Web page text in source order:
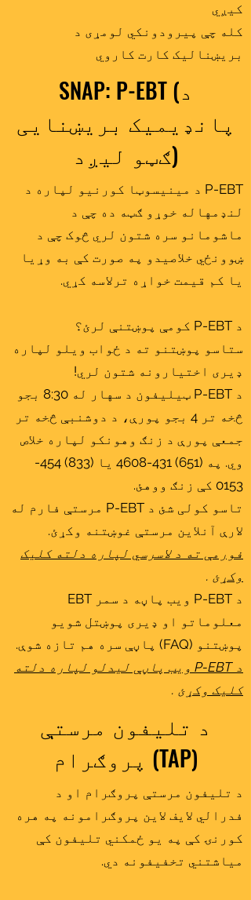
کیږي
کله چې پیرودونکي لومړی د
بریښنالیک کارت کاروي
SNAP: P-EBT (د
پانډیمیک بریښنایی
ګټو لیږد)
P-EBT د مینیسوټا کورنیو لپاره د
لنډمهاله خوړو ګټه ده چې د
ماشومانو سره شتون لري څوک چې د
ښوونځي خلاصیدو په صورت کې به وړیا
یا کم قیمت خواړه ترلاسه کړي.
د P-EBT کومې پوښتنې لرئ؟
ستاسو پوښتنو ته د ځواب ویلو لپاره
ډیری اختیارونه شتون لري!
د P-EBT ټیلیفون د سهار له 8:30 بجو
څخه تر 4 بجو پورې، د دوشنبې څخه تر
جمعې پورې د زنګ وهونکو لپاره خلاص
وي. په (651) 431-4608 یا
(833) 454-
0153 کې زنګ ووهئ.
تاسو کولی شئ د P-EBT مرستې فارم له
لارې آنلاین مرستې غوښتنه وکړئ.
فورمې ته د لاسرسي لپاره دلته کلیک
وکړئ .
د P-EBT ویب پاڼه د سمر EBT
معلوماتو او ډیری پوښتل شویو
پوښتنو (FAQ) پاڼې سره هم تازه شوې.
د P-EBT ویب پاڼې لیدلو لپاره دلته
کلیک وکړئ .
د تلیفون مرستې
پروګرام (TAP)
د تلیفون مرستې پروګرام او د
فدرالي لایف لاین پروګرامونه په هره
کورنۍ کې په یو ځمکني تلیفون کې
میاشتني تخفیفونه دي.